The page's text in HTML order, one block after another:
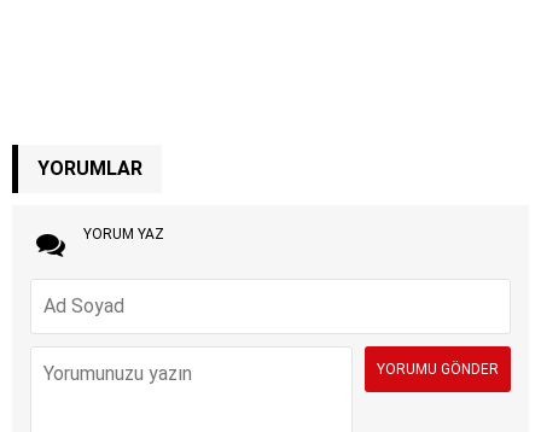
YORUMLAR
YORUM YAZ